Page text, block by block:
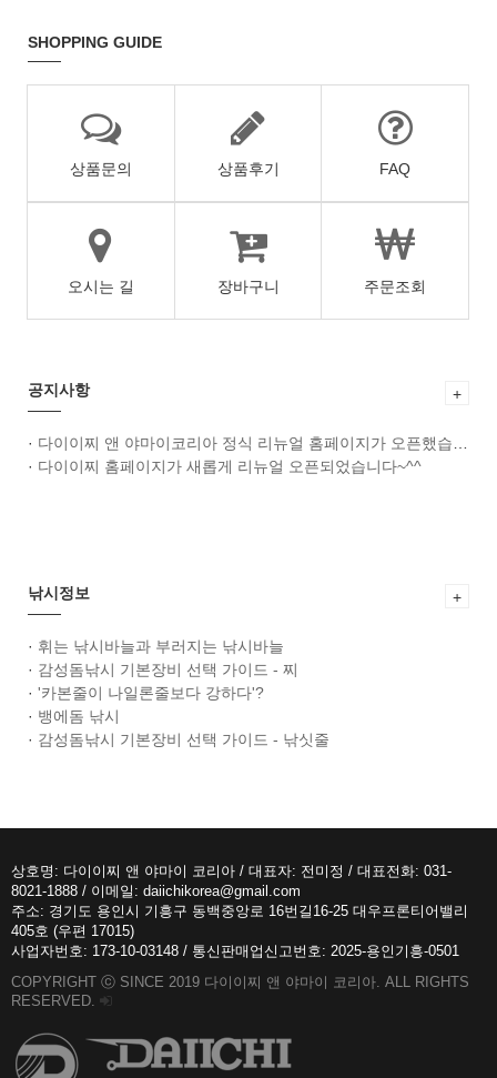
SHOPPING GUIDE
상품문의 상품후기 FAQ
오시는 길 장바구니 주문조회
공지사항 +
· 다이이찌 앤 야마이코리아 정식 리뉴얼 홈페이지가 오픈했습니다~^^
· 다이이찌 홈페이지가 새롭게 리뉴얼 오픈되었습니다~^^
낚시정보 +
· 휘는 낚시바늘과 부러지는 낚시바늘
· 감성돔낚시 기본장비 선택 가이드 - 찌
· '카본줄이 나일론줄보다 강하다'?
· 뱅에돔 낚시
· 감성돔낚시 기본장비 선택 가이드 - 낚싯줄
상호명: 다이이찌 앤 야마이 코리아 / 대표자: 전미정 / 대표전화: 031-
8021-1888 / 이메일: daiichikorea@gmail.com
주소: 경기도 용인시 기흥구 동백중앙로 16번길16-25 대우프론티어밸리
405호 (우편 17015)
사업자번호: 173-10-03148 / 통신판매업신고번호: 2025-용인기흥-0501
COPYRIGHT ⓒ SINCE 2019 다이이찌 앤 야마이 코리아. ALL RIGHTS
RESERVED.